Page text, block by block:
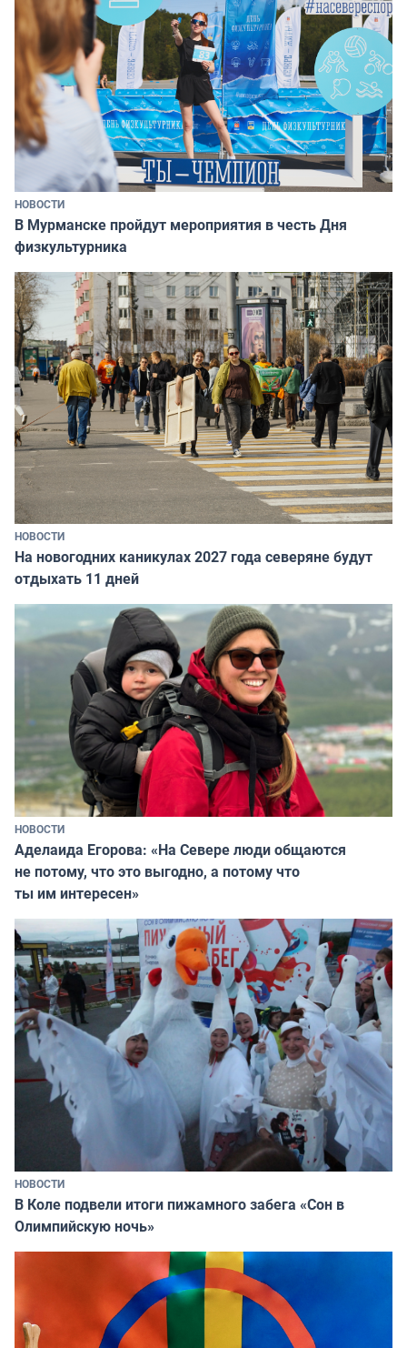
НОВОСТИ
В Мурманске пройдут мероприятия в честь Дня
физкультурника
НОВОСТИ
На новогодних каникулах 2027 года северяне будут
отдыхать 11 дней
НОВОСТИ
Аделаида Егорова: «На Севере люди общаются
не потому, что это выгодно, а потому что
ты им интересен»
НОВОСТИ
В Коле подвели итоги пижамного забега «Сон в
Олимпийскую ночь»